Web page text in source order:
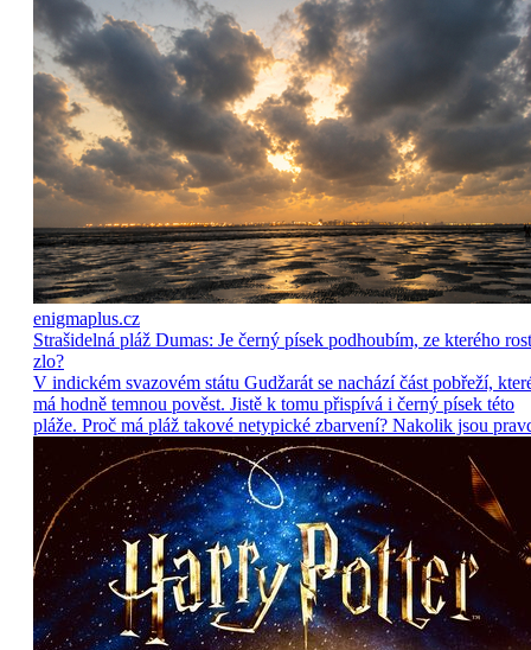
enigmaplus.cz
Strašidelná pláž Dumas: Je černý písek podhoubím, ze kterého
zlo?
V indickém svazovém státu Gudžarát se nachází část pobřeží,
má hodně temnou pověst. Jistě k tomu přispívá i černý písek této
pláže. Proč má pláž takové netypické zbarvení? Nakolik jsou